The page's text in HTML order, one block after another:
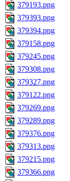
379193.png
379393.png
379394.png
379158.png
379245.png
379308.png
379327.png
379122.png
379269.png
379289.png
379376.png
379313.png
379215.png
379366.png